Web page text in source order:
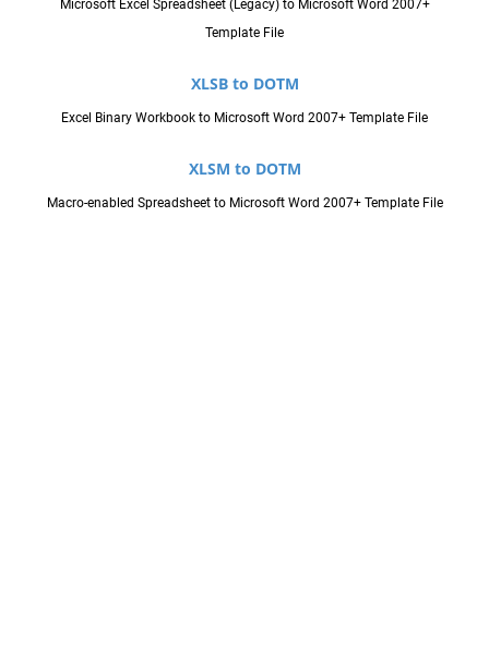
Microsoft Excel Spreadsheet (Legacy) to Microsoft Word 2007+
Template File
XLSB to DOTM
Excel Binary Workbook to Microsoft Word 2007+ Template File
XLSM to DOTM
Macro-enabled Spreadsheet to Microsoft Word 2007+ Template File